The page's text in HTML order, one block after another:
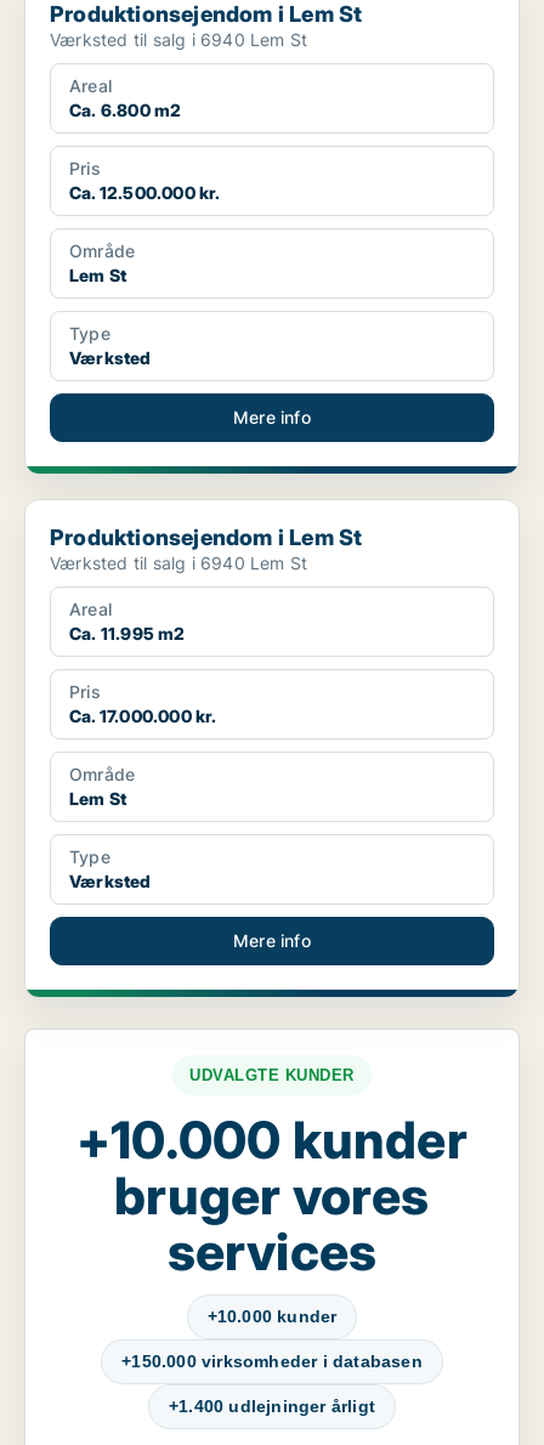
Produktionsejendom i Lem St
Værksted til salg i 6940 Lem St
Areal
Ca. 6.800 m2
Pris
Ca. 12.500.000 kr.
Område
Lem St
Type
Værksted
Mere info
Produktionsejendom i Lem St
Produktionsejendom i Lem St
Værksted til salg i 6940 Lem St
Areal
Ca. 11.995 m2
Pris
Ca. 17.000.000 kr.
Område
Lem St
Type
Værksted
Mere info
UDVALGTE KUNDER
+10.000 kunder
bruger vores
services
+10.000 kunder
+150.000 virksomheder i databasen
+1.400 udlejninger årligt